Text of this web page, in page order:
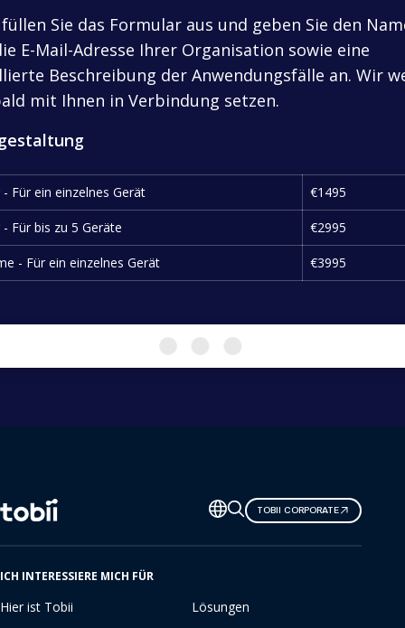
Sie das Formular aus und geben Sie den
E-Mail-Adresse Ihrer Organisation sowie eine
Beschreibung der Anwendungsfälle an. Wir
mit Ihnen in Verbindung setzen.
- Für ein einzelnes Gerät €1495
- Für bis zu 5 Geräte €2995
- Für ein einzelnes Gerät €3995
Sprache
ändern
TOBII CORPORATE
ICH INTERESSIERE MICH FÜR
Hier ist Tobii
Lösungen